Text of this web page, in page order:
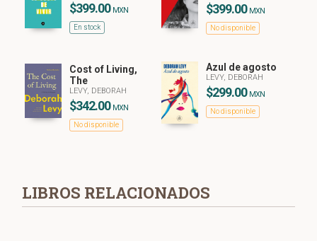
$399.00 MXN
En stock
$399.00 MXN
No disponible
Cost of Living,
The
LEVY, DEBORAH
$342.00 MXN
No disponible
Azul de agosto
LEVY, DEBORAH
$299.00 MXN
No disponible
LIBROS RELACIONADOS